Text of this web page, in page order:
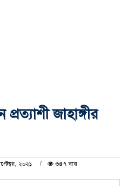
জাহাঙ্গীর
২০২১
৩৪৭ বার